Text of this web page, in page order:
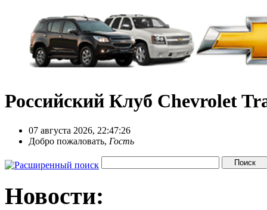
Российский Клуб Chevrolet
07 августа 2026, 22:47:26
Добро пожаловать, Гость
Новости: